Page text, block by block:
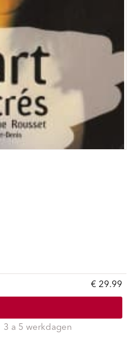
€ 29.99
3 a 5 werkdagen